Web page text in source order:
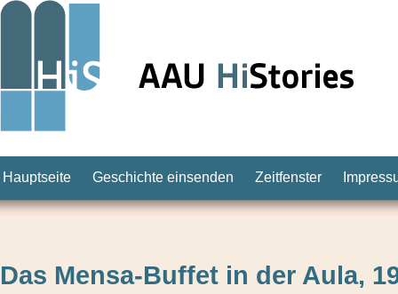
Hauptseite Geschichte einsenden Zeitfenster
Das Mensa-Buffet in der Aula,